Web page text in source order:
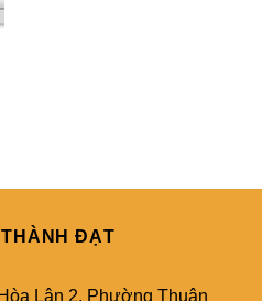
ĐẠT
Lân 2, Phường Thuận